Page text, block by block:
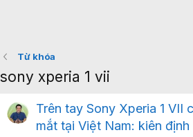
Từ khóa
sony xperia 1 vii
Trên tay Sony Xperia 1 VII
mắt tại Việt Nam: kiên